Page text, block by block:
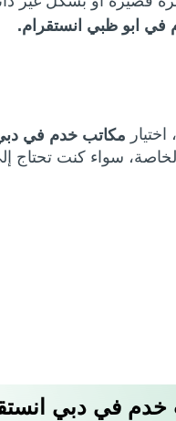
في ابو ظبي انستقرام.
مكاتب خدم في دبي
الخاصة، سواء كنت
خدم في دبي